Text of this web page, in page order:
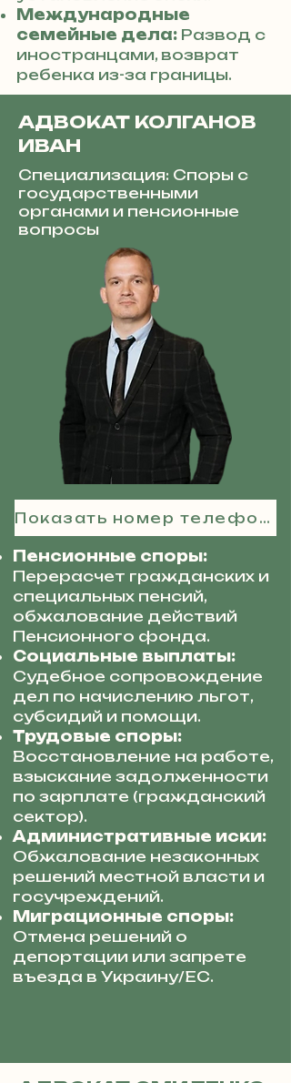
Международные
семейные дела: Развод с
иностранцами, возврат
ребенка из-за границы.
АДВОКАТ КОЛГАНОВ
ИВАН
Специализация: Споры с
государственными
органами и пенсионные
вопросы
Показать номер телефона
Пенсионные споры:
Перерасчет гражданских и
специальных пенсий,
обжалование действий
Пенсионного фонда.
Социальные выплаты:
Судебное сопровождение
дел по начислению льгот,
субсидий и помощи.
Трудовые споры:
Восстановление на работе,
взыскание задолженности
по зарплате (гражданский
сектор).
Административные иски:
Обжалование незаконных
решений местной власти и
госучреждений.
Миграционные споры:
Отмена решений о
депортации или запрете
въезда в Украину/ЕС.